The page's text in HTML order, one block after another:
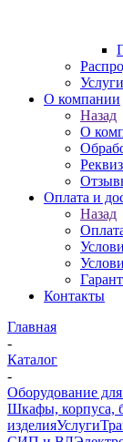
Услуги
О компании
Назад
О
Оплата и
Назад
Контакты
Главная
-
Каталог
-
Оборудование
Шкафы, корпуса,
изделияУслуги